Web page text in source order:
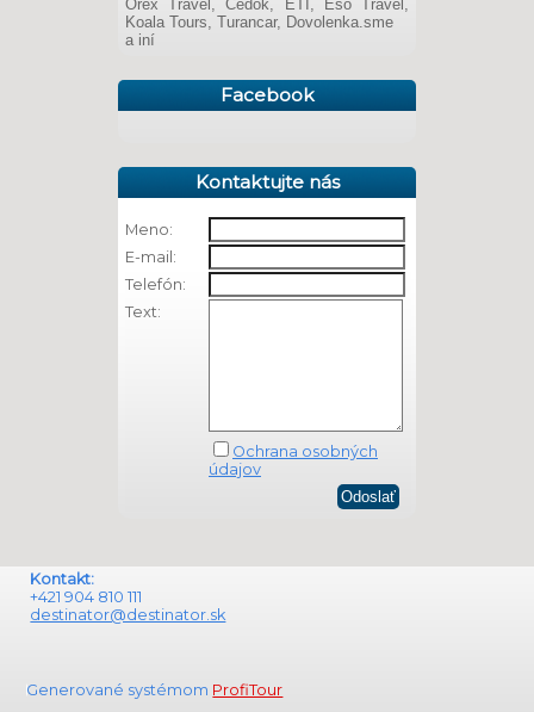
Orex Travel, Čedok, ETI, Eso Travel,
Koala Tours, Turancar, Dovolenka.sme
a iní
Facebook
Kontaktujte nás
Meno:
E-mail:
Telefón:
Text:
Ochrana osobných
údajov
Kontakt:
+421 904 810 111
destinator@destinator.sk
Generované systémom ProfiTour